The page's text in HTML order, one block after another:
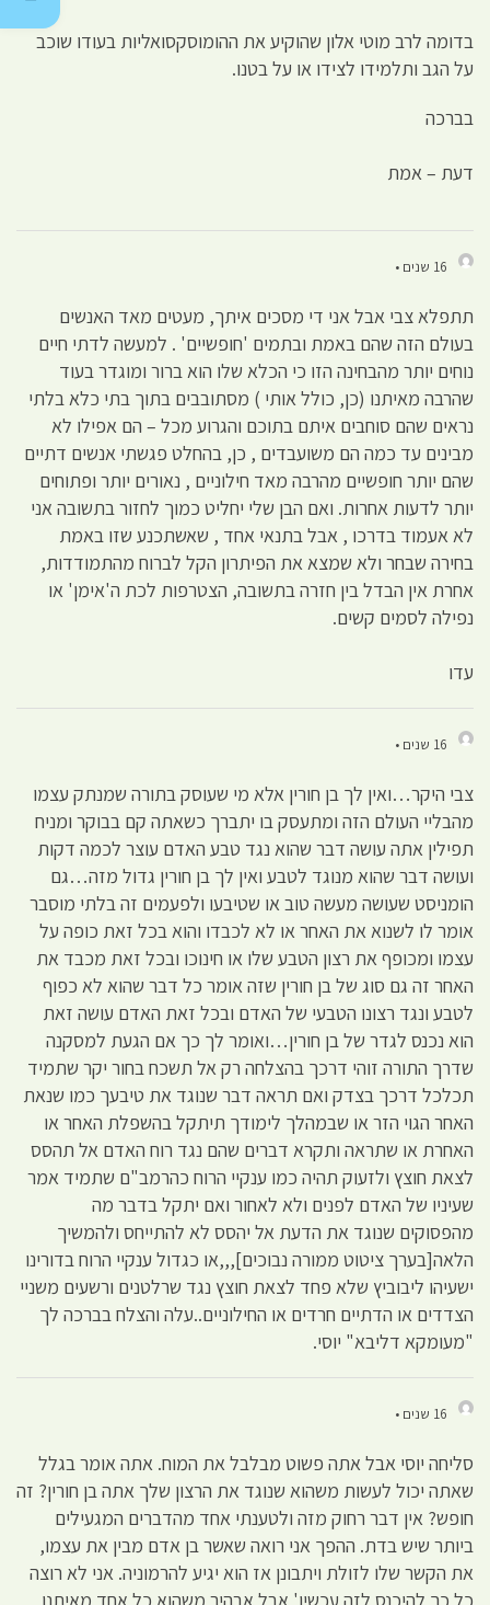
בדומה לרב מוטי אלון שהוקיע את ההומוסקסואליות בעודו שוכב
על הגב ותלמידו לצידו או על בטנו.
בברכה
דעת – אמת
16 שנים •
תתפלא צבי אבל אני די מסכים איתך, מעטים מאד האנשים
בעולם הזה שהם באמת ובתמים 'חופשיים' . למעשה לדתי חיים
נוחים יותר מהבחינה הזו כי הכלא שלו הוא ברור ומוגדר בעוד
שהרבה מאיתנו (כן, כולל אותי ) מסתובבים בתוך בתי כלא בלתי
נראים שהם סוחבים איתם בתוכם והגרוע מכל – הם אפילו לא
מבינים עד כמה הם משועבדים , כן, בהחלט פגשתי אנשים דתיים
שהם יותר חופשיים מהרבה מאד חילוניים , נאורים יותר ופתוחים
יותר לדעות אחרות. ואם הבן שלי יחליט כמוך לחזור בתשובה אני
לא אעמוד בדרכו , אבל בתנאי אחד , שאשתכנע שזו באמת
בחירה שבחר ולא שמצא את הפיתרון הקל לברוח מהתמודדות,
אחרת אין הבדל בין חזרה בתשובה, הצטרפות לכת ה'אימן' או
נפילה לסמים קשים.
עדו
16 שנים •
צבי היקר…ואין לך בן חורין אלא מי שעוסק בתורה שמנתק עצמו
מהבליי העולם הזה ומתעסק בו יתברך כשאתה קם בבוקר ומניח
תפילין אתה עושה דבר שהוא נגד טבע האדם עוצר לכמה דקות
ועושה דבר שהוא מנוגד לטבע ואין לך בן חורין גדול מזה…גם
הומניסט שעושה מעשה טוב או שטיבעו ולפעמים זה בלתי מוסבר
אומר לו לשנוא את האחר או לא לכבדו והוא בכל זאת כופה על
עצמו ומכופף את רצון הטבע שלו או חינוכו ובכל זאת מכבד את
האחר זה גם סוג של בן חורין שזה אומר כל דבר שהוא לא כפוף
לטבע ונגד רצונו הטבעי של האדם ובכל זאת האדם עושה זאת
הוא נכנס לגדר של בן חורין…ואומר לך כך אם הגעת למסקנה
שדרך התורה זוהי דרכך בהצלחה רק אל תשכח בחור יקר שתמיד
תכלכל דרכך בצדק ואם תראה דבר שנוגד את טיבעך כמו שנאת
האחר הגוי הזר או שבמהלך לימודך תיתקל בהשפלת האחר או
האחרת או שתראה ותקרא דברים שהם נגד רוח האדם אל תהסס
לצאת חוצץ ולזעוק תהיה כמו ענקיי הרוח כהרמב"ם שתמיד אמר
שעיניו של האדם לפנים ולא לאחור ואם יתקל בדבר מה
מהפסוקים שנוגד את הדעת אל יהסס לא להתייחס ולהמשיך
הלאה[בערך ציטוט ממורה נבוכים],,,או כגדול ענקיי הרוח בדורינו
ישעיהו ליבוביץ שלא פחד לצאת חוצץ נגד שרלטנים ורשעים משניי
הצדדים או הדתיים חרדים או החילוניים..עלה והצלח בברכה לך
"מעומקא דליבא" יוסי.
16 שנים •
סליחה יוסי אבל אתה פשוט מבלבל את המוח. אתה אומר בגלל
שאתה יכול לעשות משהוא שנוגד את הרצון שלך אתה בן חורין? זה
חופש? אין דבר רחוק מזה ולטענתי אחד מהדברים המגעילים
ביותר שיש בדת. ההפך אני רואה שאשר בן אדם מבין את עצמו,
את הקשר שלו לזולת ויתבונן אז הוא יגיע להרמוניה. אני לא רוצה